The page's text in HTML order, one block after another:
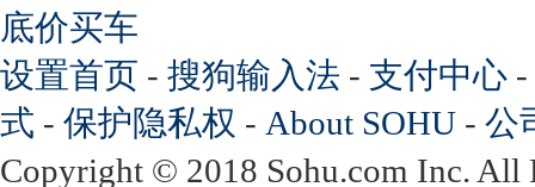
底价买车
设置首页 - 搜狗输入法 - 支付中心 -
式 - 保护隐私权 - About SOHU - 公
Copyright © 2018 Sohu.com Inc.